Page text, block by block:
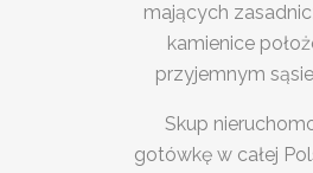
mających
kamienice
przyjemnym
Skup
gotówkę w całej